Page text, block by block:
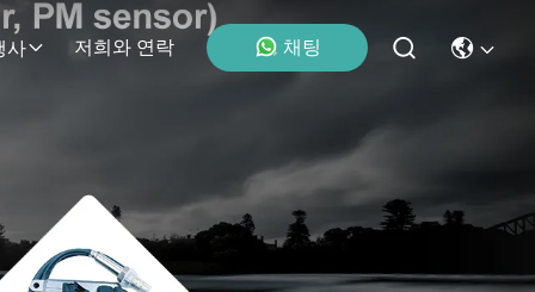
사 저희와 연락 채팅